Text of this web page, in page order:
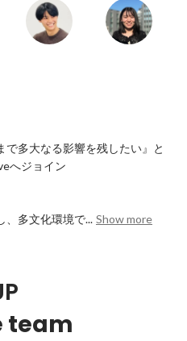
で多大なる影響を残したい』と
へジョイン
、多文化環境で... Show more
team